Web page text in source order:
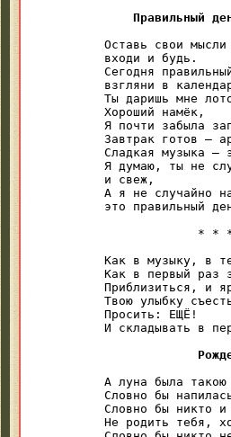
Правильный
Оставь свои
входи и будь.
Сегодня
взгляни в
Ты даришь мне
Хороший намёк,
Я почти забыла
Завтрак готов —
Сладкая музыка —
Я думаю, ты не
и свеж,
А я не случайно
это правильный
* *
Как в музыку, в
Как в первый раз
Приблизиться, и
Твою улыбку
Просить: ЕЩЁ!
И складывать в
А луна была такою
Словно бы
Словно бы никто
Не родить тебя,